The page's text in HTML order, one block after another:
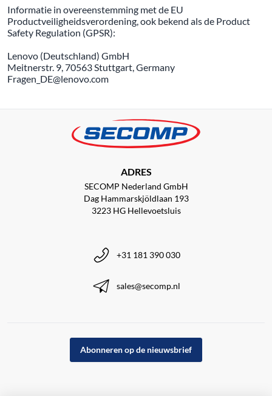
Informatie in overeenstemming met de EU
Productveiligheidsverordening, ook bekend als de Product
Safety Regulation (GPSR):
Lenovo (Deutschland) GmbH
Meitnerstr. 9, 70563 Stuttgart, Germany
Fragen_DE@lenovo.com
ADRES
SECOMP Nederland GmbH
Dag Hammarskjöldlaan 193
3223 HG Hellevoetsluis
+31 181 390 030
sales@secomp.nl
Abonneren op de nieuwsbrief